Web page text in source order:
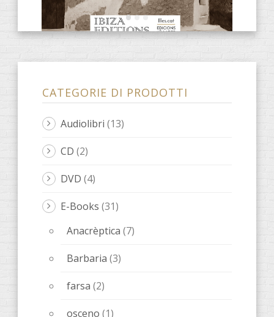
Anacrèptica(7)
Barbaria(3)
farsa(2)
osceno (1)
Ones de poesia
notebook ARTISTA
leone (46)
ISOLE (1)
libri LeOigo
musica (8)
poesia (6)